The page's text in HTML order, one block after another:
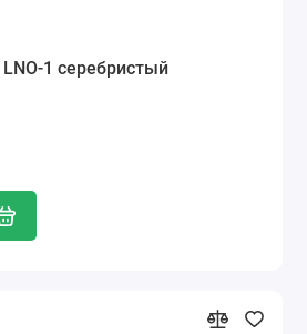
1 серебристый